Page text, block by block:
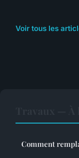
Voir tous les
Comment